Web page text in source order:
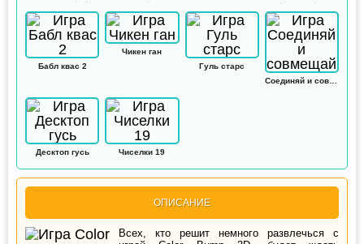
ОПИСАНИЕ
Всех, кто решит немного развлечься с
Бабл квас 2
Чикен ган
Гуль старс
Соединяй и совмещай
Десктоп гусь Чиселки 19